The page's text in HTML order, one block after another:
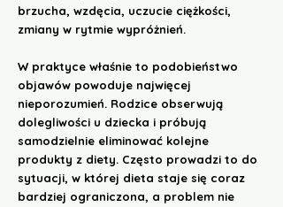
brzucha, wzdęcia, uczucie ciężkości,
zmiany w rytmie wypróżnień.
W praktyce właśnie to podobieństwo
objawów powoduje najwięcej
nieporozumień. Rodzice obserwują
dolegliwości u dziecka i próbują
samodzielnie eliminować kolejne
produkty z diety. Często prowadzi to do
sytuacji, w której dieta staje się coraz
bardziej ograniczona, a problem nie